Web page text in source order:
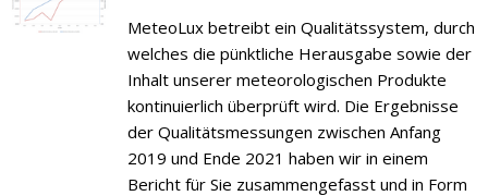
MeteoLux betreibt ein Qualitätssystem, durch
welches die pünktliche Herausgabe sowie der
Inhalt unserer meteorologischen Produkte
kontinuierlich überprüft wird. Die Ergebnisse
der Qualitätsmessungen zwischen Anfang
2019 und Ende 2021 haben wir in einem
Bericht für Sie zusammengefasst und in Form